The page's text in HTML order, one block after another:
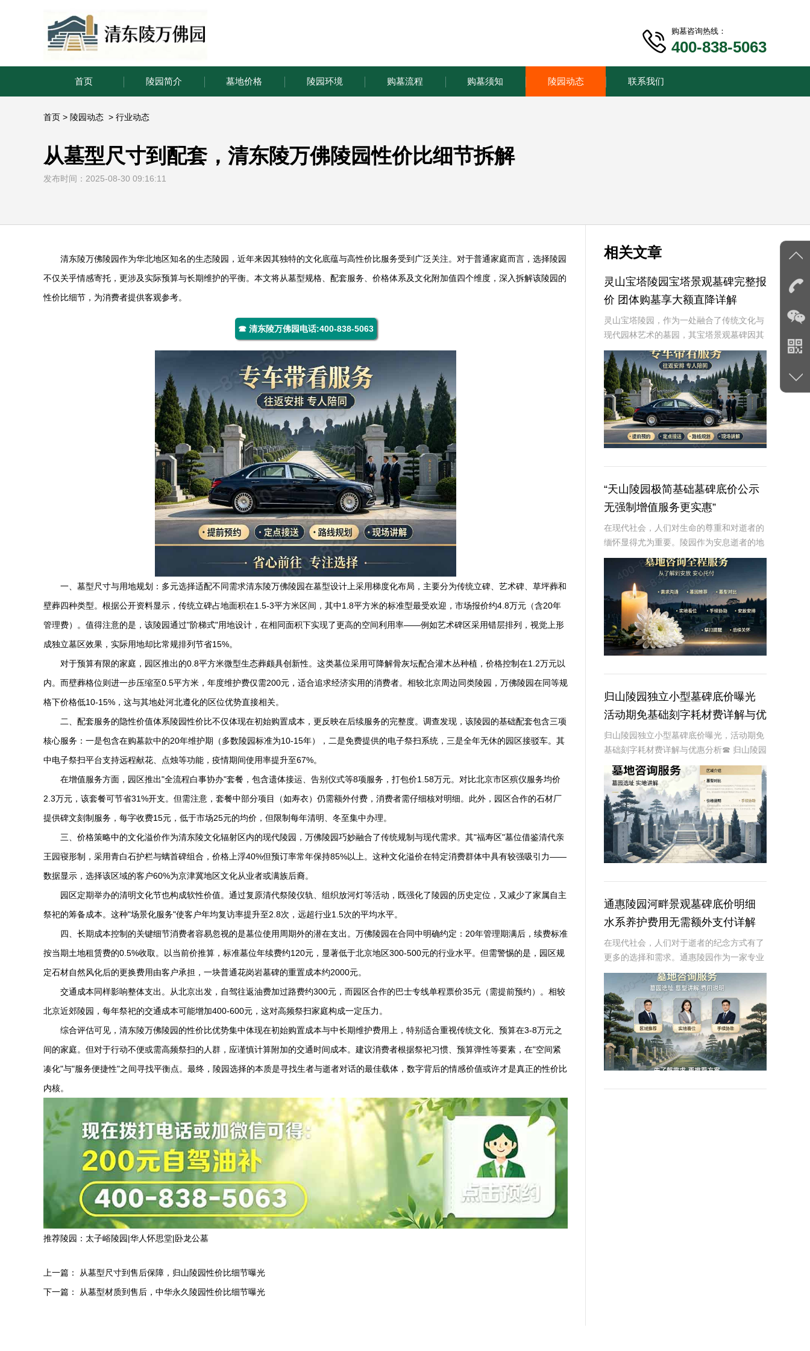
购墓咨询热线：
400-838-5063
首页 陵园简介 墓地价格 陵园环境 购墓流程 购墓须知 陵园动态 联系我们
首页 > 陵园动态 > 行业动态
从墓型尺寸到配套，清东陵万佛陵园性价比细节拆解
发布时间：2025-08-30 09:16:11
清东陵万佛陵园作为华北地区知名的生态陵园，近年来因其独特的文化底蕴与高性价比服务受到广泛关注。对于普通家庭而言，选择陵园
不仅关乎情感寄托，更涉及实际预算与长期维护的平衡。本文将从墓型规格、配套服务、价格体系及文化附加值四个维度，深入拆解该陵园的
性价比细节，为消费者提供客观参考。
☎ 清东陵万佛园电话:400-838-5063
一、墓型尺寸与用地规划：多元选择适配不同需求清东陵万佛陵园在墓型设计上采用梯度化布局，主要分为传统立碑、艺术碑、草坪葬和
壁葬四种类型。根据公开资料显示，传统立碑占地面积在1.5-3平方米区间，其中1.8平方米的标准型最受欢迎，市场报价约4.8万元（含20年
管理费）。值得注意的是，该陵园通过"阶梯式"用地设计，在相同面积下实现了更高的空间利用率——例如艺术碑区采用错层排列，视觉上形
成独立墓区效果，实际用地却比常规排列节省15%。
对于预算有限的家庭，园区推出的0.8平方米微型生态葬颇具创新性。这类墓位采用可降解骨灰坛配合灌木丛种植，价格控制在1.2万元以
内。而壁葬格位则进一步压缩至0.5平方米，年度维护费仅需200元，适合追求经济实用的消费者。相较北京周边同类陵园，万佛陵园在同等规
格下价格低10-15%，这与其地处河北遵化的区位优势直接相关。
二、配套服务的隐性价值体系陵园性价比不仅体现在初始购置成本，更反映在后续服务的完整度。调查发现，该陵园的基础配套包含三项
核心服务：一是包含在购墓款中的20年维护期（多数陵园标准为10-15年），二是免费提供的电子祭扫系统，三是全年无休的园区接驳车。其
中电子祭扫平台支持远程献花、点烛等功能，疫情期间使用率提升至67%。
在增值服务方面，园区推出"全流程白事协办"套餐，包含遗体接运、告别仪式等8项服务，打包价1.58万元。对比北京市区殡仪服务均价
2.3万元，该套餐可节省31%开支。但需注意，套餐中部分项目（如寿衣）仍需额外付费，消费者需仔细核对明细。此外，园区合作的石材厂
提供碑文刻制服务，每字收费15元，低于市场25元的均价，但限制每年清明、冬至集中办理。
三、价格策略中的文化溢价作为清东陵文化辐射区内的现代陵园，万佛陵园巧妙融合了传统规制与现代需求。其"福寿区"墓位借鉴清代亲
王园寝形制，采用青白石护栏与螭首碑组合，价格上浮40%但预订率常年保持85%以上。这种文化溢价在特定消费群体中具有较强吸引力——
数据显示，选择该区域的客户60%为京津冀地区文化从业者或满族后裔。
园区定期举办的清明文化节也构成软性价值。通过复原清代祭陵仪轨、组织放河灯等活动，既强化了陵园的历史定位，又减少了家属自主
祭祀的筹备成本。这种"场景化服务"使客户年均复访率提升至2.8次，远超行业1.5次的平均水平。
四、长期成本控制的关键细节消费者容易忽视的是墓位使用周期外的潜在支出。万佛陵园在合同中明确约定：20年管理期满后，续费标准
按当期土地租赁费的0.5%收取。以当前价推算，标准墓位年续费约120元，显著低于北京地区300-500元的行业水平。但需警惕的是，园区规
定石材自然风化后的更换费用由客户承担，一块普通花岗岩墓碑的重置成本约2000元。
交通成本同样影响整体支出。从北京出发，自驾往返油费加过路费约300元，而园区合作的巴士专线单程票价35元（需提前预约）。相较
北京近郊陵园，每年祭祀的交通成本可能增加400-600元，这对高频祭扫家庭构成一定压力。
综合评估可见， 清东陵万佛陵园的性价比优势集中体现在初始购置成本与中长期维护费用上，特别适合重视传统文化、预算在3-8万元之
间的家庭。但对于行动不便或需高频祭扫的人群，应谨慎计算附加的交通时间成本。建议消费者根据祭祀习惯、预算弹性等要素，在"空间紧
凑化"与"服务便捷性"之间寻找平衡点。最终，陵园选择的本质是寻找生者与逝者对话的最佳载体，数字背后的情感价值或许才是真正的性价比
内核。‌
推荐陵园： 太子峪陵园|华人怀思堂|卧龙公墓
上一篇： 从墓型尺寸到售后保障，归山陵园性价比细节曝光
下一篇： 从墓型材质到售后，中华永久陵园性价比细节曝光
相关文章
灵山宝塔陵园宝塔景观墓碑完整报
价 团体购墓享大额直降详解
灵山宝塔陵园，作为一处融合了传统文化与
现代园林艺术的墓园，其宝塔景观墓碑因其
独特的建筑风格和深厚的文化内涵，成为众
多家庭选择安息之地的首选。本文将从专业
角度详细介绍灵山宝塔陵园宝塔景观墓碑的
完整报价，
“天山陵园极简基础墓碑底价公示
无强制增值服务更实惠”
在现代社会，人们对生命的尊重和对逝者的
缅怀显得尤为重要。陵园作为安息逝者的地
方，不仅是家属寄托哀思的场所，也是社会
文明进步的体现。然而，随着社会经济的发
展，陵园服务费用不断上涨，尤其是墓碑等
基本服务的
归山陵园独立小型墓碑底价曝光
活动期免基础刻字耗材费详解与优
惠分析
归山陵园独立小型墓碑底价曝光，活动期免
基础刻字耗材费详解与优惠分析☎ 归山陵园
电话:400-838-5063在现代社会，随着人们
对生命和死亡观念的不断演变，陵园和墓碑
的选择也变得越来越个性化。归山陵
通惠陵园河畔景观墓碑底价明细
水系养护费用无需额外支付详解
在现代社会，人们对于逝者的纪念方式有了
更多的选择和需求。通惠陵园作为一家专业
的陵园机构，提供多样化的墓碑选择和周到
的服务，其中河畔景观墓碑因其独特的自然
景观和宁静的环境而备受青睐。本文将详细
介绍通惠陵